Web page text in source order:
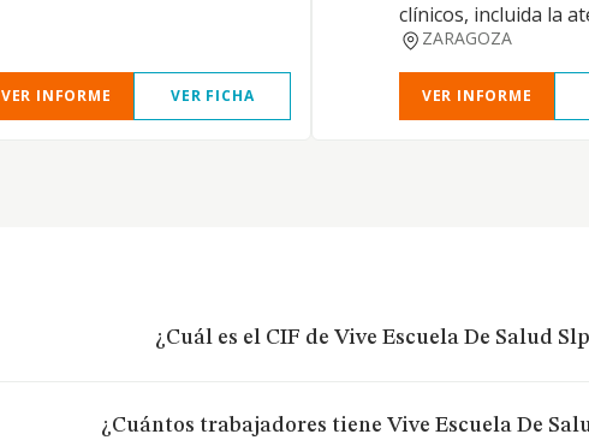
VER INFORME VER FICHA
clínicos, incluida la
ZARAGOZA
VER INFORME
¿Cuál es el CIF de Vive Escuela De Salud
¿Cuántos trabajadores tiene Vive Escuela De